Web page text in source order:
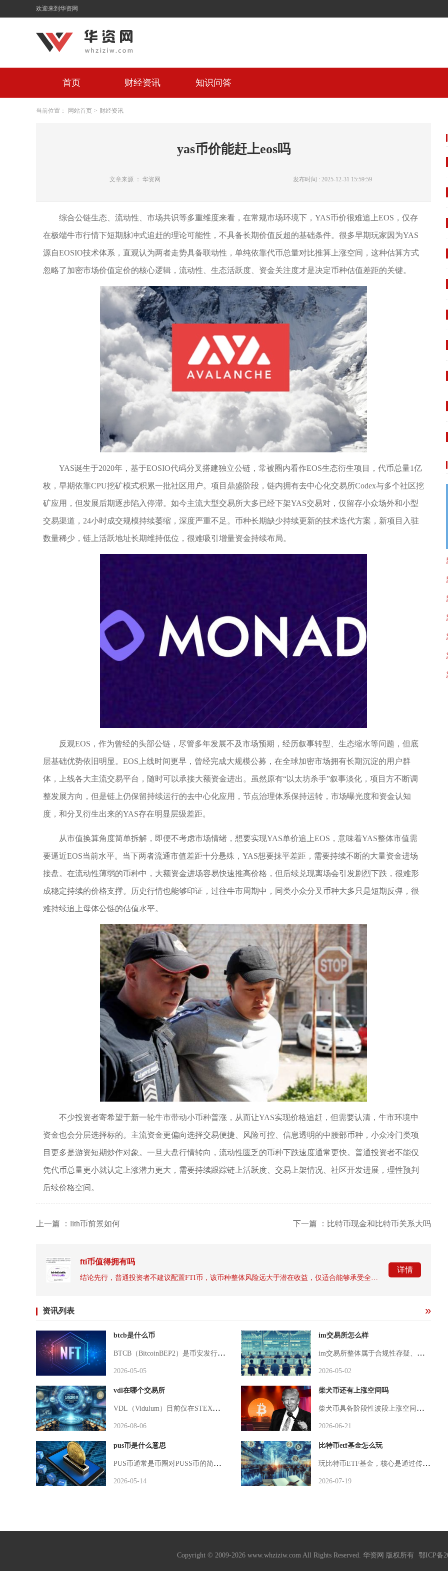
欢迎来到华资网
首页 财经资讯 知识问答
当前位置： 网站首页 > 财经资讯
yas币价能赶上eos吗
文章来源 ： 华资网 发布时间 : 2025-12-31 15:59:59
综合公链生态、流动性、市场共识等多重维度来看，在常规市场环境下，YAS币价很难追上EOS，仅存
在极端牛市行情下短期脉冲式追赶的理论可能性，不具备长期价值反超的基础条件。很多早期玩家因为YAS
源自EOSIO技术体系，直观认为两者走势具备联动性，单纯依靠代币总量对比推算上涨空间，这种估算方式
忽略了加密市场价值定价的核心逻辑，流动性、生态活跃度、资金关注度才是决定币种估值差距的关键。
YAS诞生于2020年，基于EOSIO代码分叉搭建独立公链，常被圈内看作EOS生态衍生项目，代币总量1亿
枚，早期依靠CPU挖矿模式积累一批社区用户。项目鼎盛阶段，链内拥有去中心化交易所Codex与多个社区挖
矿应用，但发展后期逐步陷入停滞。如今主流大型交易所大多已经下架YAS交易对，仅留存小众场外和小型
交易渠道，24小时成交规模持续萎缩，深度严重不足。币种长期缺少持续更新的技术迭代方案，新项目入驻
数量稀少，链上活跃地址长期维持低位，很难吸引增量资金持续布局。
反观EOS，作为曾经的头部公链，尽管多年发展不及市场预期，经历叙事转型、生态缩水等问题，但底
层基础优势依旧明显。EOS上线时间更早，曾经完成大规模公募，在全球加密市场拥有长期沉淀的用户群
体，上线各大主流交易平台，随时可以承接大额资金进出。虽然原有“以太坊杀手”叙事淡化，项目方不断调
整发展方向，但是链上仍保留持续运行的去中心化应用，节点治理体系保持运转，市场曝光度和资金认知
度，和分叉衍生出来的YAS存在明显层级差距。
从市值换算角度简单拆解，即便不考虑市场情绪，想要实现YAS单价追上EOS，意味着YAS整体市值需
要逼近EOS当前水平。当下两者流通市值差距十分悬殊，YAS想要抹平差距，需要持续不断的大量资金进场
接盘。在流动性薄弱的币种中，大额资金进场容易快速推高价格，但后续兑现离场会引发剧烈下跌，很难形
成稳定持续的价格支撑。历史行情也能够印证，过往牛市周期中，同类小众分叉币种大多只是短期反弹，很
难持续追上母体公链的估值水平。
不少投资者寄希望于新一轮牛市带动小币种普涨，从而让YAS实现价格追赶，但需要认清，牛市环境中
资金也会分层选择标的。主流资金更偏向选择交易便捷、风险可控、信息透明的中腰部币种，小众冷门类项
目更多是游资短期炒作对象。一旦大盘行情转向，流动性匮乏的币种下跌速度通常更快。普通投资者不能仅
凭代币总量更小就认定上涨潜力更大，需要持续跟踪链上活跃度、交易上架情况、社区开发进展，理性预判
后续价格空间。
上一篇 ：lith币前景如何 下一篇 ：比特币现金和比特币关系大吗
fti币值得拥有吗
结论先行，普通投资者不建议配置FTI币，该币种整体风险远大于潜在收益，仅适合能够承受全部本金亏损、拥有极强风险识别能力的短线投机用户，绝大多数币圈参与者应当保持观望、远离重仓操作。很多散户被网络零散宣传吸引，误以为FTI存在长期增值潜力，但...
详情
资讯列表
btcb是什么币
BTCB（BitcoinBEP2）是币安发行的1:1锚定比特币的包装代币，核心是将BTC映射到币安链生态，让BTC可参与DeFi、低成本交易等活动，并非独立币种。BTCB于2019年6月由币安推出，属于BEP2/BEP20标准代币，运行在币安链（BNBChain）上，与比特币网络完全分离。其核心机制是抵押铸造：用户将BTC转入币安公开托管地址（多方签名冷钱包保障安全），每锁定1枚BTC，平台就铸造1枚BTCB；赎回时销毁BTCB，释放对应BTC，确保流通量与锁定BTC总量始终
2026-05-05
im交易所怎么样
im交易所整体属于合规性存疑、安全与体验中等偏下、适合高风险偏好用户的小众平台，对普通币圈用户而言并非优选，资产与交易风险偏高。im交易所未通过PeckShield、慢雾等知名区块链安全公司的专业审计，仅采用基础的账户加密与2FA验证机制，未披露冷钱包存储比例与资产隔离方案，用户资产安全保障能力远弱于头部交易所。第三方安全平台ScamAdviser对其官网评分仅45分，存在SSL证书失效、域名信任度低、用户负面反馈集中等问题，历史上出现过多起用户投诉无法提现、账户无故冻结、交
2026-05-02
vdl在哪个交易所
VDL（Vidulum）目前仅在STEX交易所上线现货交易，唯一公开交易对为VDL/BTC，主流头部交易所均未收录该币种。对于想要进场交易VDL的投资者来说，中心化场内交易渠道十分有限，不存在在币安、欧易、库币、LBank等大众熟知平台交易的可能性，所有场外兑换和转账操作都需要投资者自行甄别风险。VDL在STEX交易所的整体流动性偏弱，24小时成交额长期维持在千美元级别，买卖盘深度不足，大额挂单容易造成价格滑点。该币种2020年上线，定位为多资产钱包生态原生代币，总供应量约1
2026-08-06
柴犬币还有上涨空间吗
柴犬币具备阶段性波段上涨空间，但很难复刻2021年百倍级暴涨行情，短期依托消息面、链上销毁行情存在小幅冲高机会，中长期上涨高度由Shibarium生态落地速度、代币销毁持续性与加密大盘行情三者共同决定，整体上涨呈现短多、长分化的格局。柴犬币初始总供应量1000万亿枚，早期经由V神大额销毁后已有超410万亿枚代币永久打入黑洞地址，当前流通总量稳定在589.2万亿枚左右，庞大的流通基数成为限制单边大涨的核心桎梏。现阶段现货报价长期徘徊在0.000006至0.000008美元区间，
2026-06-21
pus币是什么意思
PUS币通常是币圈对PUSS币的简称，全称PussFi，是基于波场（TRON）区块链发行的MEME+实用型双重属性代币，核心依托Steemit区块链社交媒体生态运行，为社区博主提供激励与功能赋能。PUSS币诞生于2023年，由PussDAO去中心化自治组织发起，发行总量固定为10亿枚，采用TRC-20标准发行，无团队预挖、无私募份额，全部代币面向社区与生态应用分配，确保去中心化属性。其定位区别于纯MEME币，主打“Meme-tility”模式，既保留表情包文化的传播属性，又嵌
2026-05-14
比特币etf基金怎么玩
玩比特币ETF基金，核心是通过传统证券账户，在合规交易所买卖追踪比特币价格的ETF份额，无需直接持有比特币，操作与买股票一致，核心步骤为开户入金、选品、交易与风控，新手优先选现货ETF、大机构产品与低费率标的。比特币ETF分为现货与期货两类，现货ETF由机构持有真实比特币并托管，价格与比特币现货高度贴合，如贝莱德IBIT、富达FBTC，管理费率多在0.12%-0.25%，资产规模与流动性更强，适合长期配置；期货ETF通过比特币期货合约追踪价格，存在展期成本与跟踪误差，更适合短
2026-07-19
Copyright © 2009-2026 www.whziziw.com All Rights Reserved. 华资网 版权所有 鄂ICP备